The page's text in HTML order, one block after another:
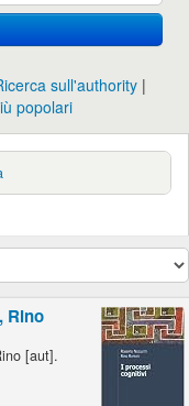
sull'authority
popolari
Rino
[aut].